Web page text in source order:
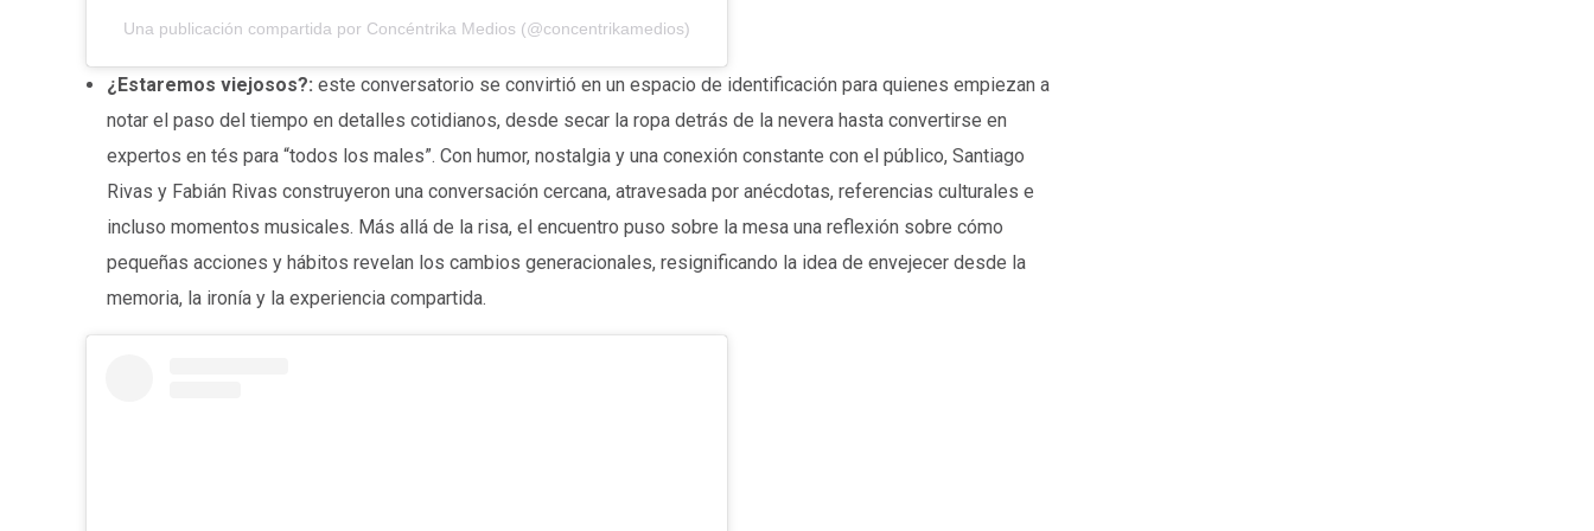
Una publicación compartida por Concéntrika Medios (@concentrikamedios)
¿Estaremos viejosos?: este conversatorio se convirtió en un espacio de identificación para quienes empiezan a
notar el paso del tiempo en detalles cotidianos, desde secar la ropa detrás de la nevera hasta convertirse en
expertos en tés para “todos los males”. Con humor, nostalgia y una conexión constante con el público, Santiago
Rivas y Fabián Rivas construyeron una conversación cercana, atravesada por anécdotas, referencias culturales e
incluso momentos musicales. Más allá de la risa, el encuentro puso sobre la mesa una reflexión sobre cómo
pequeñas acciones y hábitos revelan los cambios generacionales, resignificando la idea de envejecer desde la
memoria, la ironía y la experiencia compartida.